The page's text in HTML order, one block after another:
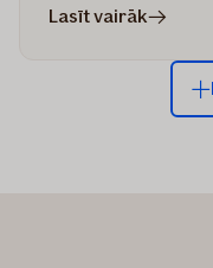
Lasīt vairākrakstā